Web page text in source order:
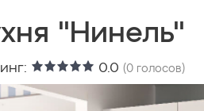
"Нинель"
0.0 (0 голосов)